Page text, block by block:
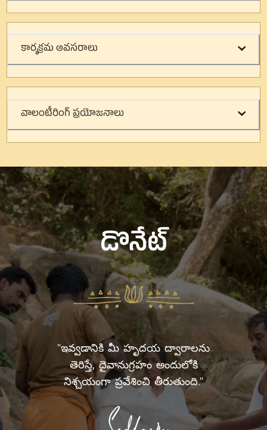
కార్యక్రమ అవసరాలు
వాలంటీరింగ్ ప్రయోజనాలు
డొనేట్
"ఇవ్వడానికి మీ హృదయ ద్వారాలను
తెరిస్తే, దైవానుగ్రహం అందులోకి
నిశ్చయంగా ప్రవేశించి తీరుతుంది."